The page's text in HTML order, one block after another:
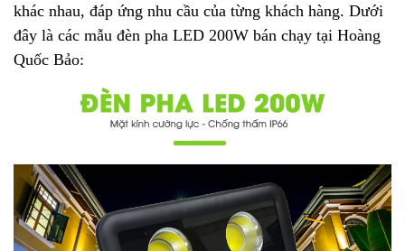
khác nhau, đáp ứng nhu cầu của từng khách hàng. Dưới
đây là các mẫu đèn pha LED 200W bán chạy tại Hoàng
Quốc Bảo: